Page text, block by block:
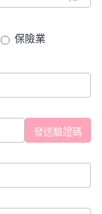
保險業